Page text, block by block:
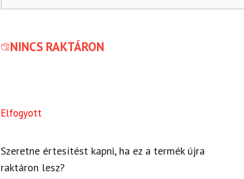
NINCS RAKTÁRON
Elfogyott
Szeretne értesítést kapni, ha ez a termék újra
raktáron lesz?